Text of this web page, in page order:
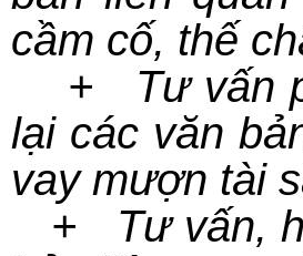
cầm cố, thế
+ Tư vấn
lại các văn
vay mượn tài
+ Tư vấn,